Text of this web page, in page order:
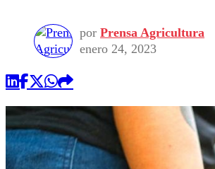
Otros Deportes
Seleccion Chilena
Torneo Internacional
Universidad de Chile
Dato Practico
Economía
Internacional
Sustentabilidad
Publicaciones en medios
Opinión
por Prensa Agricultura
enero 24, 2023